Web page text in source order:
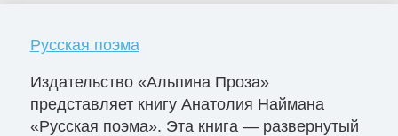
Русская поэма
Издательство «Альпина Проза»
представляет книгу Анатолия Наймана
«Русская поэма». Эта книга — развернутый